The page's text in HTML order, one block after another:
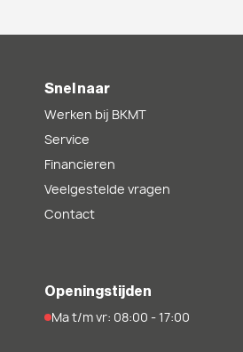
Snel naar
Werken bij BKMT
Service
Financieren
Veelgestelde vragen
Contact
Openingstijden
Ma t/m vr: 08:00 - 17:00